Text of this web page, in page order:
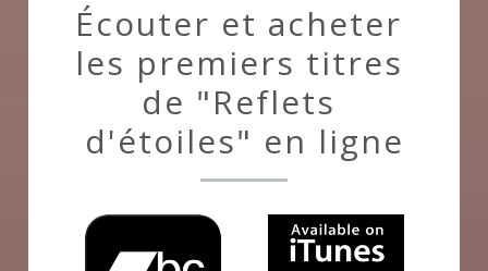
Écouter et acheter
les premiers titres
de "Reflets
d'étoiles" en ligne